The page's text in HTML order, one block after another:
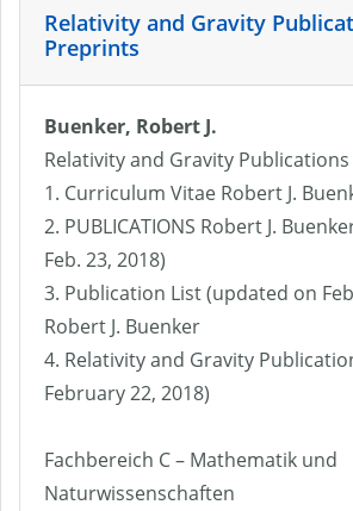
Relativity and Gravity
Preprints
Buenker, Robert J.
Relativity and Gravity
1. Curriculum Vitae Robert J.
2. PUBLICATIONS Robert J.
Feb. 23, 2018)
3. Publication List (updated on
Robert J. Buenker
4. Relativity and Gravity
February 22, 2018)
Fachbereich C – Mathematik und
Naturwissenschaften